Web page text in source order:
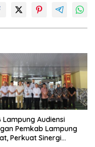
Lampung Audiensi
Pemkab Lampung
Perkuat Sinergi